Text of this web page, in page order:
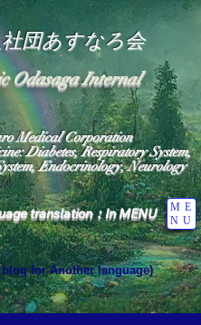
団あすなろ会
Odasaga Internal
translation：In MENU
ME
NU
Medical Corporation
Diabetes, Respiratory System,
Endocrinology, Neurology
for Another language)
the Universe: The World
Resides"